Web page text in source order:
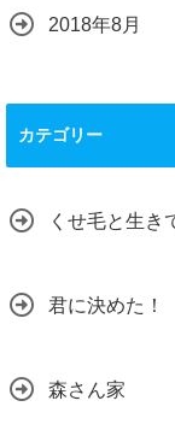
2018年8月
カテゴリー
くせ毛と生き
君に決めた！
森さん家